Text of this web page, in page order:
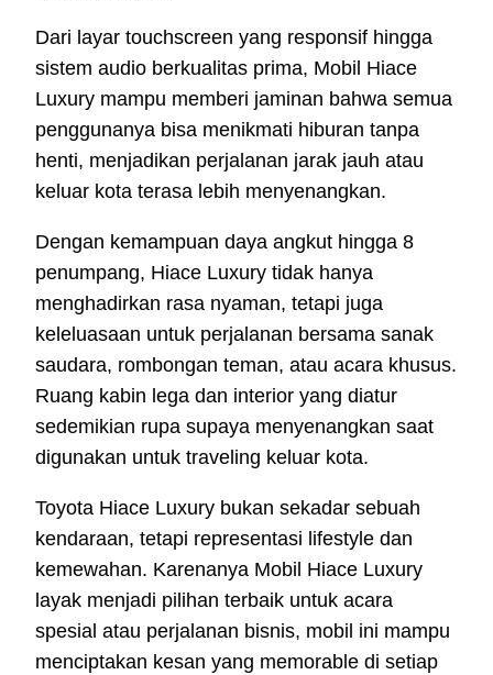
Dari layar touchscreen yang responsif hingga
sistem audio berkualitas prima, Mobil Hiace
Luxury mampu memberi jaminan bahwa semua
penggunanya bisa menikmati hiburan tanpa
henti, menjadikan perjalanan jarak jauh atau
keluar kota terasa lebih menyenangkan.
Dengan kemampuan daya angkut hingga 8
penumpang, Hiace Luxury tidak hanya
menghadirkan rasa nyaman, tetapi juga
keleluasaan untuk perjalanan bersama sanak
saudara, rombongan teman, atau acara khusus.
Ruang kabin lega dan interior yang diatur
sedemikian rupa supaya menyenangkan saat
digunakan untuk traveling keluar kota.
Toyota Hiace Luxury bukan sekadar sebuah
kendaraan, tetapi representasi lifestyle dan
kemewahan. Karenanya Mobil Hiace Luxury
layak menjadi pilihan terbaik untuk acara
spesial atau perjalanan bisnis, mobil ini mampu
menciptakan kesan yang memorable di setiap